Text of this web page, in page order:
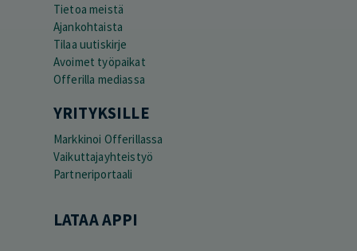
Tietoa meistä
Ajankohtaista
Tilaa uutiskirje
Avoimet työpaikat
Offerilla mediassa
YRITYKSILLE
Markkinoi Offerillassa
Vaikuttajayhteistyö
Partneriportaali
LATAA APPI